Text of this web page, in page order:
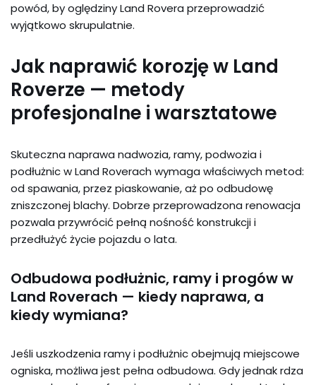
powód, by oględziny Land Rovera przeprowadzić
wyjątkowo skrupulatnie.
Jak naprawić korozję w Land
Roverze — metody
profesjonalne i warsztatowe
Skuteczna naprawa nadwozia, ramy, podwozia i
podłużnic w Land Roverach wymaga właściwych metod:
od spawania, przez piaskowanie, aż po odbudowę
zniszczonej blachy. Dobrze przeprowadzona renowacja
pozwala przywrócić pełną nośność konstrukcji i
przedłużyć życie pojazdu o lata.
Odbudowa podłużnic, ramy i progów w
Land Roverach — kiedy naprawa, a
kiedy wymiana?
Jeśli uszkodzenia ramy i podłużnic obejmują miejscowe
ogniska, możliwa jest pełna odbudowa. Gdy jednak rdza